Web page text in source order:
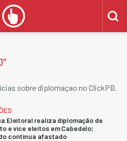
"
sobre diplomaçao no ClickPB.
Eleitoral realiza diplomação de
e vice eleitos em Cabedelo;
continua afastado